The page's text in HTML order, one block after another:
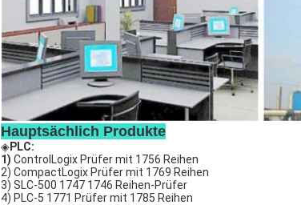
Hauptsächlich Produkte
◈PLC:
1) ControlLogix Prüfer mit 1756 Reihen
2) CompactLogix Prüfer mit 1769 Reihen
3) SLC-500 1747 1746 Reihen-Prüfer
4) PLC-5 1771 Prüfer mit 1785 Reihen